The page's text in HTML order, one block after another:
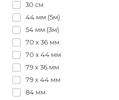
30 см
44 мм (5м)
54 мм (3м)
70 х 36 мм
70 х 44 мм
79 х 36 мм
79 х 44 мм
84 мм